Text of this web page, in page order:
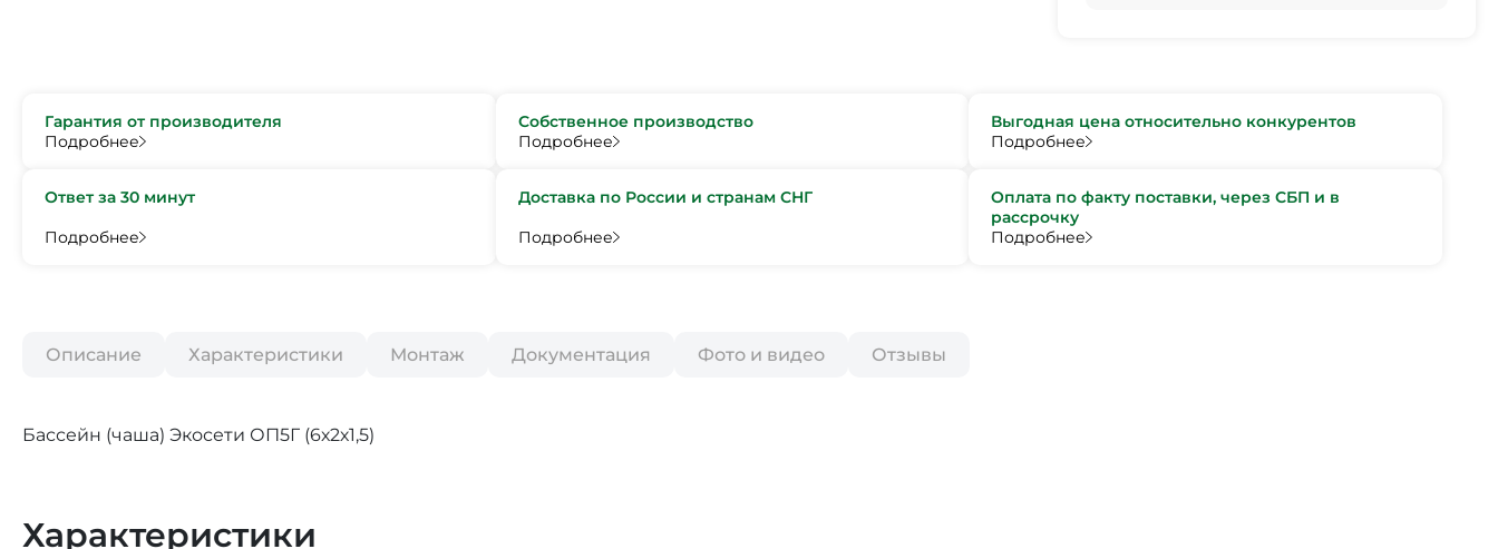
Гарантия от производителя
Подробнее
Собственное производство
Подробнее
Выгодная цена относительно конкурентов
Подробнее
Ответ за 30 минут
Подробнее
Доставка по России и странам СНГ
Подробнее
Оплата по факту поставки, через СБП и в
рассрочку
Подробнее
Описание Характеристики Монтаж Документация Фото и видео Отзывы
Бассейн (чаша) Экосети ОП5Г (6х2х1,5)
Характеристики